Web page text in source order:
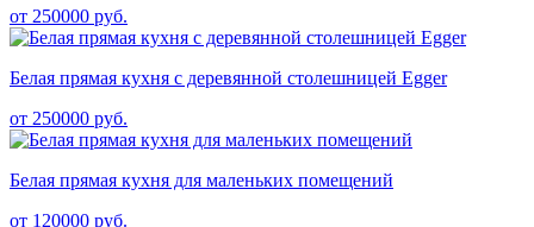
от 250000 руб.
Белая прямая кухня с деревянной столешницей Egger
от 250000 руб.
Белая прямая кухня для маленьких помещений
от 120000 руб.